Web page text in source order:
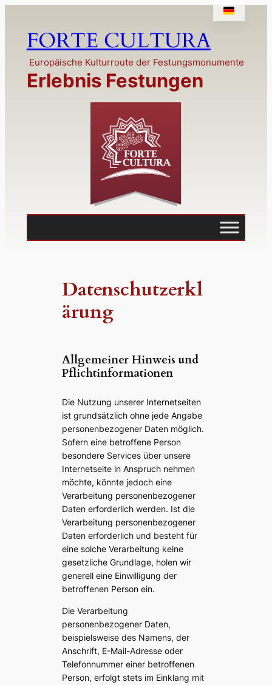
FORTE CULTURA
Europäische Kulturroute der Festungsmonumente
Erlebnis Festungen
Datenschutzerkl
ärung
Allgemeiner Hinweis und
Pflichtinformationen
Die Nutzung unserer Internetseiten
ist grundsätzlich ohne jede Angabe
personenbezogener Daten möglich.
Sofern eine betroffene Person
besondere Services über unsere
Internetseite in Anspruch nehmen
möchte, könnte jedoch eine
Verarbeitung personenbezogener
Daten erforderlich werden. Ist die
Verarbeitung personenbezogener
Daten erforderlich und besteht für
eine solche Verarbeitung keine
gesetzliche Grundlage, holen wir
generell eine Einwilligung der
betroffenen Person ein.
Die Verarbeitung
personenbezogener Daten,
beispielsweise des Namens, der
Anschrift, E-Mail-Adresse oder
Telefonnummer einer betroffenen
Person, erfolgt stets im Einklang mit